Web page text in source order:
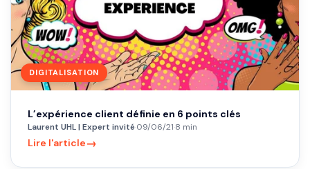
DIGITALISATION
L’expérience client définie en 6 points clés
Laurent UHL | Expert invité·09/06/21·8 min
Lire l'article→